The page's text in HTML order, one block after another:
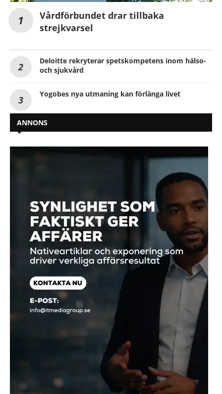
Vårdförbundet drar tillbaka
strejkvarsel
Deloitte rekryterar spetskompetens inom hälso-
och sjukvård
Yogobes nya utmaning kan förlänga livet
ANNONS